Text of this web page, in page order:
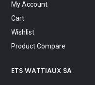
My Account
Cart
Wishlist
Product Compare
ETS WATTIAUX SA